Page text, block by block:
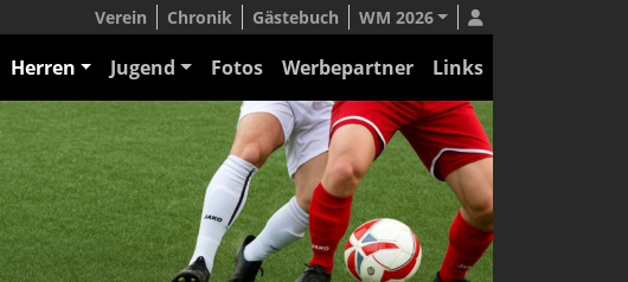
Verein Chronik Gästebuch WM 2026
Herren Jugend Fotos Werbepartner Links